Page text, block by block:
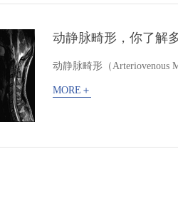
动静脉畸形，你了解
动静脉畸形（Arteriovenous
MORE＋